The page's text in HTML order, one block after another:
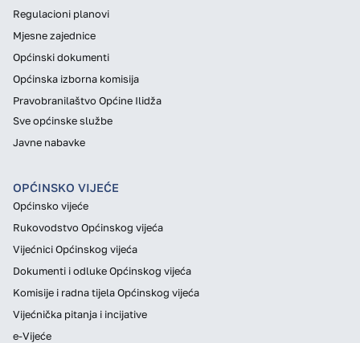
Regulacioni planovi
Mjesne zajednice
Općinski dokumenti
Općinska izborna komisija
Pravobranilaštvo Općine Ilidža
Sve općinske službe
Javne nabavke
OPĆINSKO VIJEĆE
Općinsko vijeće
Rukovodstvo Općinskog vijeća
Vijećnici Općinskog vijeća
Dokumenti i odluke Općinskog vijeća
Komisije i radna tijela Općinskog vijeća
Vijećnička pitanja i incijative
e-Vijeće